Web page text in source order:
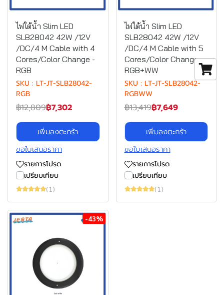
ไฟใต้น้ำ Slim LED
SLB28042 42W /12V
/DC/4 M Cable with 4
Cores/Color Change -
RGB
SKU : LT-JT-SLB28042-
RGB
฿12,809฿7,302
เพิ่มลงตะกร้า
ขอใบเสนอราคา
รายการโปรด
เปรียบเทียบ
(1)
ไฟใต้น้ำ Slim LED
SLB28042 42W /12V
/DC/4 M Cable with 5
Cores/Color Change -
RGB+WW
SKU : LT-JT-SLB28042-
RGBWW
฿13,419฿7,649
เพิ่มลงตะกร้า
ขอใบเสนอราคา
รายการโปรด
เปรียบเทียบ
(1)
-43%